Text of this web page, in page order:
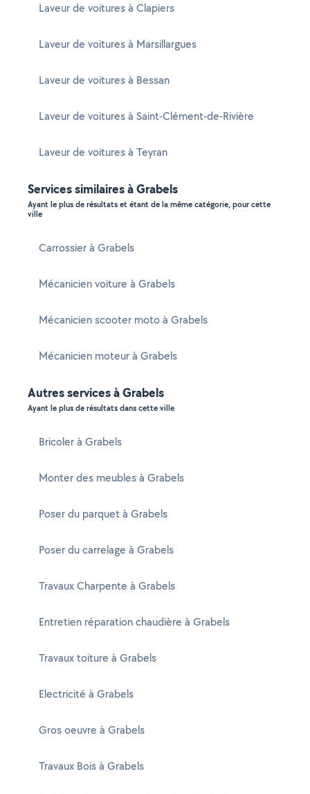
Laveur de voitures à Clapiers
Laveur de voitures à Marsillargues
Laveur de voitures à Bessan
Laveur de voitures à Saint-Clément-de-Rivière
Laveur de voitures à Teyran
Services similaires à Grabels
Ayant le plus de résultats et étant de la même catégorie, pour cette
ville
Carrossier à Grabels
Mécanicien voiture à Grabels
Mécanicien scooter moto à Grabels
Mécanicien moteur à Grabels
Autres services à Grabels
Ayant le plus de résultats dans cette ville
Bricoler à Grabels
Monter des meubles à Grabels
Poser du parquet à Grabels
Poser du carrelage à Grabels
Travaux Charpente à Grabels
Entretien réparation chaudière à Grabels
Travaux toiture à Grabels
Electricité à Grabels
Gros oeuvre à Grabels
Travaux Bois à Grabels